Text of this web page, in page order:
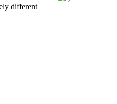
different